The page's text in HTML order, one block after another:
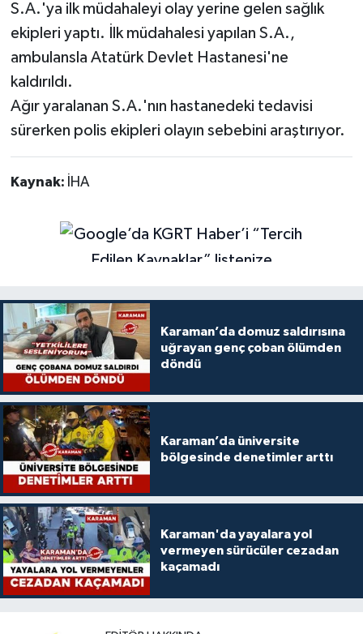
S.A.'ya ilk müdahaleyi olay yerine gelen sağlık
ekipleri yaptı. İlk müdahalesi yapılan S.A.,
ambulansla Atatürk Devlet Hastanesi'ne
kaldırıldı.
Ağır yaralanan S.A.'nın hastanedeki tedavisi
sürerken polis ekipleri olayın sebebini araştırıyor.
Kaynak: İHA
Karaman’da domuz saldırısına
uğrayan genç çoban ölümden
döndü
Karaman’da üniversite
bölgesinde denetimler arttı
Karaman'da yayalara yol
vermeyen sürücüler cezadan
kaçamadı